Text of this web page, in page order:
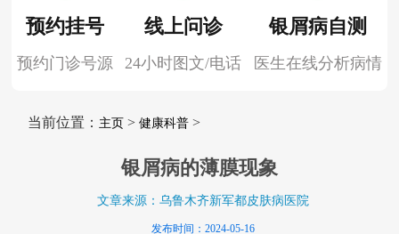
预约挂号
预约门诊号源
线上问诊
24小时图文/电话
银屑病自测
医生在线分析病情
当前位置： 主页> 健康科普>
银屑病的薄膜现象
文章来源：乌鲁木齐新军都皮肤病医院
发布时间：2024-05-16